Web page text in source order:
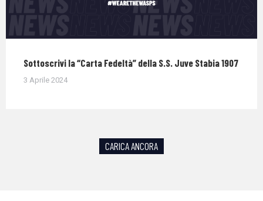
Sottoscrivi la “Carta Fedeltà” della S.S. Juve Stabia 1907
3 Aprile 2024
CARICA ANCORA